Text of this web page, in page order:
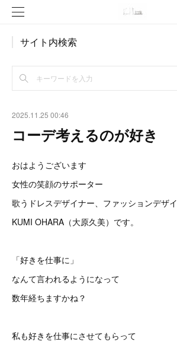
サイト内検索
2025.11.25 00:46
コーデ考えるのが好き
おはようございます
女性の笑顔のサポーター
歌うドレスデザイナー、ファッションデザ
KUMI OHARA（大原久美）です。
「好きを仕事に」
なんて言われるようになって
数年経ちますかね？
私も好きを仕事にさせてもらって